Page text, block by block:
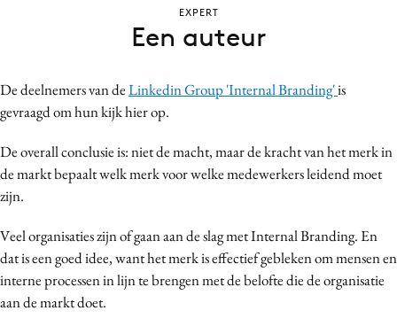
Contentmarketing
Craft
Customer Experience
Data & Insights
Design
Digital transformation
Diversiteit
Effectiviteit
Gedragsverandering
De deelnemers van deLinkedin Group 'Internal Branding'is
gevraagd om hun kijk hier op.
De overall conclusie is: niet de macht, maar de kracht van het merk in
de markt bepaalt welk merk voor welke medewerkers leidend moet
zijn.
Veel organisaties zijn of gaan aan de slag met Internal Branding. En
dat is een goed idee, want het merk is effectief gebleken om mensen en
interne processen in lijn te brengen met de belofte die de organisatie
aan de markt doet.
EXPERT
Een auteur